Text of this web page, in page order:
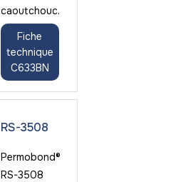
caoutchouc.
Fiche
technique
C633BN
RS-3508
Permobond®
RS-3508